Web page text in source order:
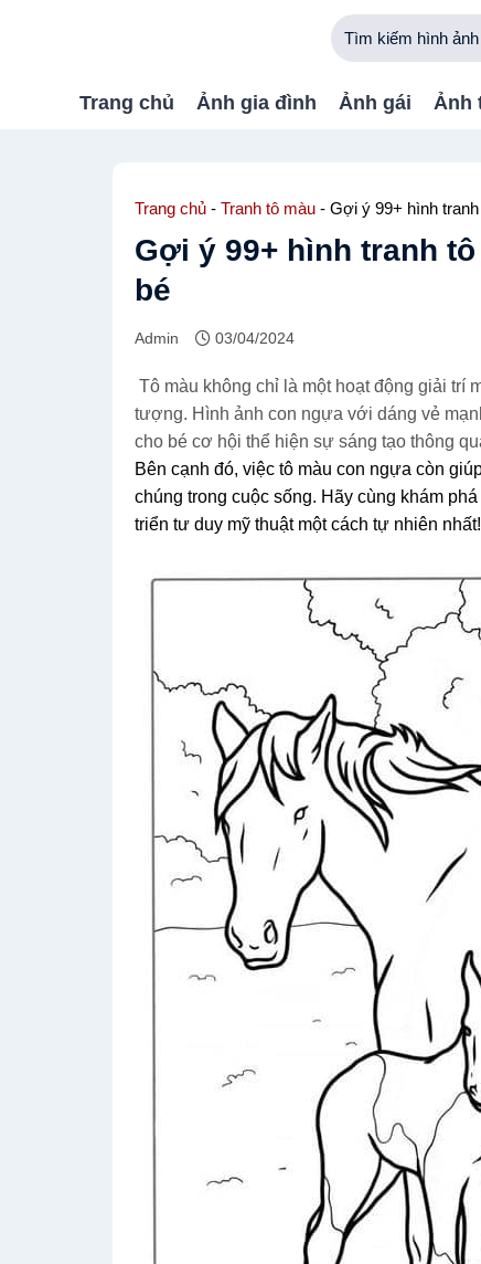
Trang chủ Ảnh gia đình Ảnh gái Ảnh
Trang chủ - Tranh tô màu - Gợi ý 99+ hình
Gợi ý 99+ hình tranh
bé
Admin 03/04/2024
Tô màu không chỉ là một hoạt động giải trí
tượng. Hình ảnh con ngựa với dáng vẻ
cho bé cơ hội thể hiện sự sáng tạo thông
Bên cạnh đó, việc tô màu con ngựa còn
chúng trong cuộc sống. Hãy cùng khám
triển tư duy mỹ thuật một cách tự nhiên nhất!